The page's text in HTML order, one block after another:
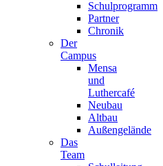
Schulprogramm
Partner
Chronik
Der
Campus
Mensa
und
Luthercafé
Neubau
Altbau
Außengelände
Das
Team